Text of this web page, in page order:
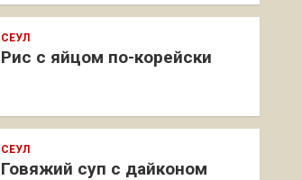
СЕУЛ
Рис с яйцом по-корейски
СЕУЛ
Говяжий суп с дайконом